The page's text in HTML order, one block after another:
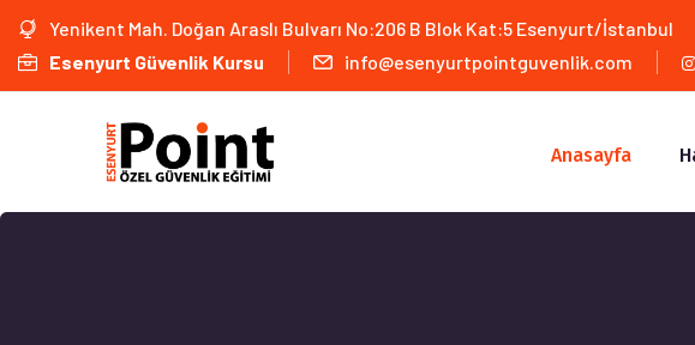
Yenikent Mah. Doğan Araslı Bulvarı No:206 B Blok Kat:5 Esenyurt/İstanbul
Esenyurt Güvenlik Kursu
info@esenyurtpointguvenlik.com
Anasayfa